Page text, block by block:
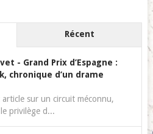
Récent
- Grand Prix d’Espagne :
chronique d’un drame
sur un circuit méconnu,
privilège d...